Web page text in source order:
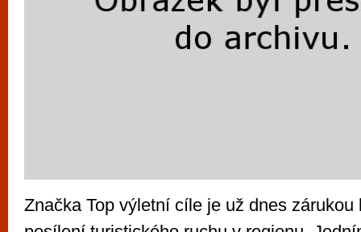
Značka Top výletní cíle je už dnes zárukou